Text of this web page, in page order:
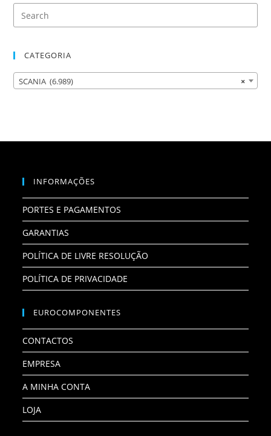
CATEGORIA
×
SCANIA (6.989)
INFORMAÇÕES
PORTES E PAGAMENTOS
GARANTIAS
POLÍTICA DE LIVRE RESOLUÇÃO
POLÍTICA DE PRIVACIDADE
EUROCOMPONENTES
CONTACTOS
EMPRESA
A MINHA CONTA
LOJA